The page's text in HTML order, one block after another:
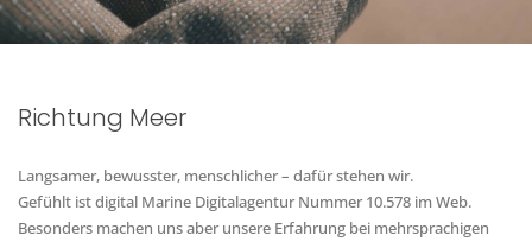
Richtung Meer
Langsamer, bewusster, menschlicher – dafür stehen wir.
Gefühlt ist digital Marine Digitalagentur Nummer 10.578 im Web.
Besonders machen uns aber unsere Erfahrung bei mehrsprachigen